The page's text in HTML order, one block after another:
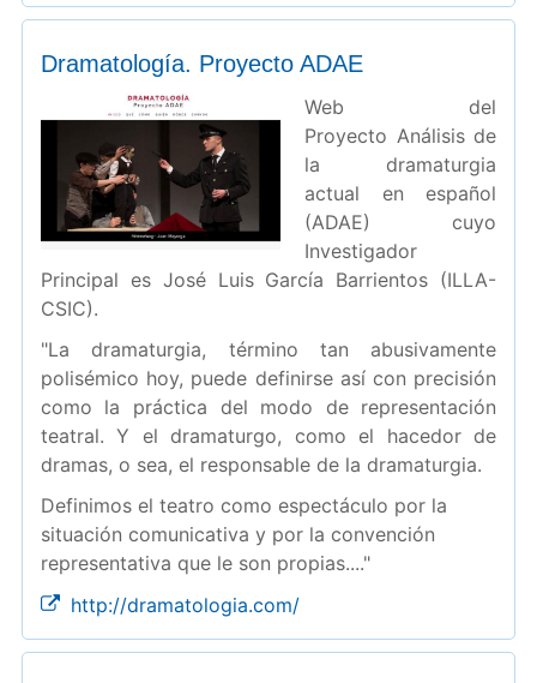
Dramatología. Proyecto ADAE
Web del
Proyecto Análisis de
la dramaturgia
actual en español
(ADAE) cuyo
Investigador
Principal es José Luis García Barrientos (ILLA-
CSIC).
"La dramaturgia, término tan abusivamente
polisémico hoy, puede definirse así con precisión
como la práctica del modo de representación
teatral. Y el dramaturgo, como el hacedor de
dramas, o sea, el responsable de la dramaturgia.
Definimos el teatro como espectáculo por la
situación comunicativa y por la convención
representativa que le son propias...."
http://dramatologia.com/